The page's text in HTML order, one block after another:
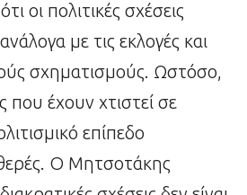
οι πολιτικές σχέσεις
με τις εκλογές και
σχηματισμούς. Ωστόσο,
που έχουν χτιστεί σε
επίπεδο
Ο Μητσοτάκης